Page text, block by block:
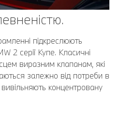
підкреслюють
2 серії Купе. Класичні
виразним клапанам, які
залежно від потреби в
концентровану